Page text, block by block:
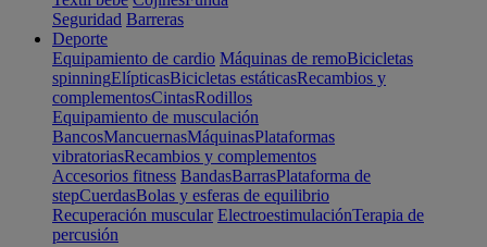
Seguridad Barreras
Deporte
Equipamiento de cardio Máquinas de remoBicicletas
spinningElípticasBicicletas estáticasRecambios y
complementosCintasRodillos
Equipamiento de musculación
BancosMancuernasMáquinasPlataformas
vibratoriasRecambios y complementos
Accesorios fitness BandasBarrasPlataforma de
stepCuerdasBolas y esferas de equilibrio
Recuperación muscular ElectroestimulaciónTerapia de
percusión